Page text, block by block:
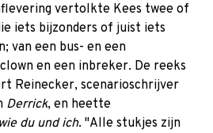
vertolkte Kees twee of
iets bijzonders of juist iets
van een bus- en een
en een inbreker. De reeks
Reinecker, scenarioschrijver
Derrick, en heette
du und ich. "Alle stukjes zijn